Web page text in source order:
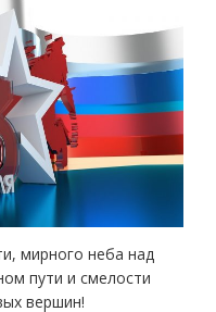
мирного неба над
пути и смелости
вершин!